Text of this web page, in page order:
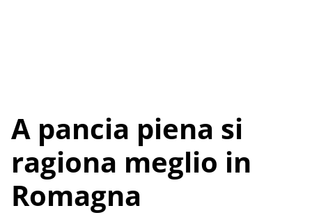
A pancia piena si
ragiona meglio in
Romagna